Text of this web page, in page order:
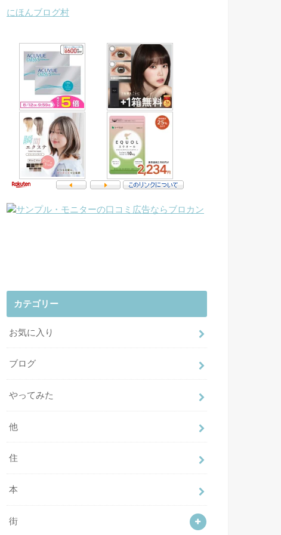
にほんブログ村
カテゴリー
お気に入り
ブログ
やってみた
他
住
本
街